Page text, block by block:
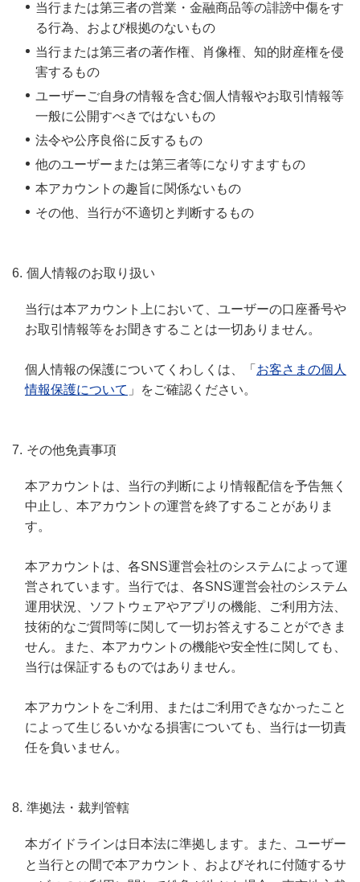
当行または第三者の営業・金融商品等の誹謗中傷をす
る行為、および根拠のないもの
当行または第三者の著作権、肖像権、知的財産権を侵
害するもの
ユーザーご自身の情報を含む個人情報やお取引情報等
一般に公開すべきではないもの
法令や公序良俗に反するもの
他のユーザーまたは第三者等になりすますもの
本アカウントの趣旨に関係ないもの
その他、当行が不適切と判断するもの
個人情報のお取り扱い
当行は本アカウント上において、ユーザーの口座番号や
お取引情報等をお聞きすることは一切ありません。
個人情報の保護についてくわしくは、「 お客さまの個人
情報保護について 」をご確認ください。
その他免責事項
本アカウントは、当行の判断により情報配信を予告無く
中止し、本アカウントの運営を終了することがありま
す。
本アカウントは、各SNS運営会社のシステムによって運
営されています。当行では、各SNS運営会社のシステム
運用状況、ソフトウェアやアプリの機能、ご利用方法、
技術的なご質問等に関して一切お答えすることができま
せん。また、本アカウントの機能や安全性に関しても、
当行は保証するものではありません。
本アカウントをご利用、またはご利用できなかったこと
によって生じるいかなる損害についても、当行は一切責
任を負いません。
準拠法・裁判管轄
本ガイドラインは日本法に準拠します。また、ユーザー
と当行との間で本アカウント、およびそれに付随するサ